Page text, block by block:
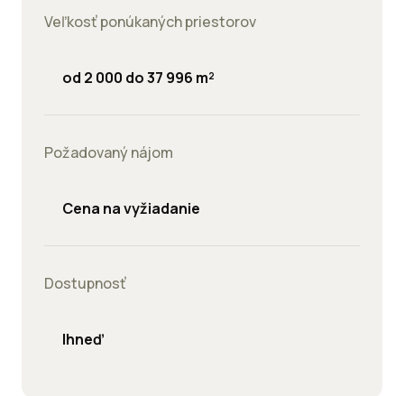
Veľkosť ponúkaných priestorov
od 2 000 do 37 996 m²
Požadovaný nájom
Cena na vyžiadanie
Dostupnosť
Ihneď